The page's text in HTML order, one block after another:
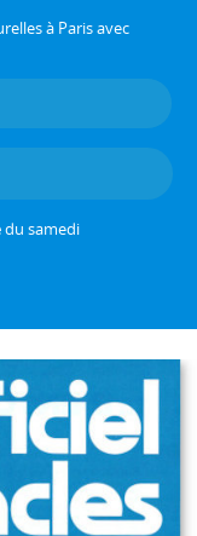
à Paris avec
du samedi